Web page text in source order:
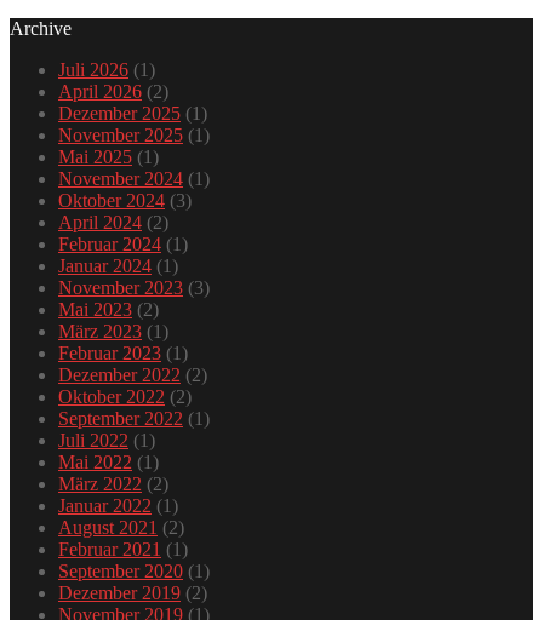
Archive
Juli 2026 (1)
April 2026 (2)
Dezember 2025 (1)
November 2025 (1)
Mai 2025 (1)
November 2024 (1)
Oktober 2024 (3)
April 2024 (2)
Februar 2024 (1)
Januar 2024 (1)
November 2023 (3)
Mai 2023 (2)
März 2023 (1)
Februar 2023 (1)
Dezember 2022 (2)
Oktober 2022 (2)
September 2022 (1)
Juli 2022 (1)
Mai 2022 (1)
März 2022 (2)
Januar 2022 (1)
August 2021 (2)
Februar 2021 (1)
September 2020 (1)
Dezember 2019 (2)
November 2019 (1)